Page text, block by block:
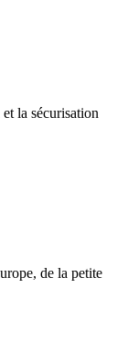
la sécurisation
de la petite